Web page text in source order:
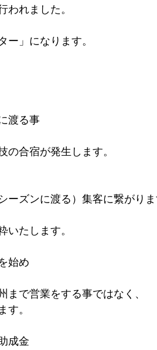
われました。
ー」になります。
渡る事
の合宿が発生します。
ーズンに渡る）集客に繋がり
いたします。
始め
で営業をする事ではなく、
す。
成金